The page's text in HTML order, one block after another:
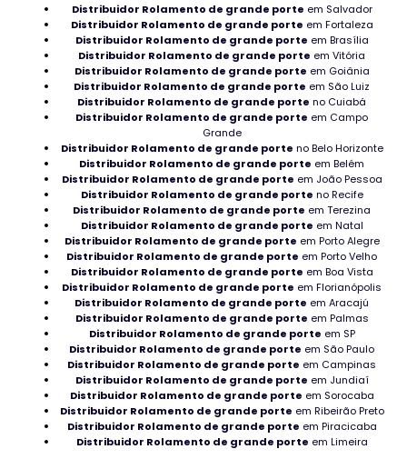
Mancal de rolamento industrial em Rondônia
Rolamentos para automação industrial
Rolamento para ventilador industrial
Rolamento para bomba d’água
Mancais NTN no Espírito Santo
Rolamento de rolo cilíndrico no Recife
Rolamentos de maior durabilidade
Distribuidor de rolamentos de poliamida
Peças para pavimentação industrial
Rolamentos Agulha em Roraima
Distribuidor Bucha para rolamento
Mancal Axial de Esferas em São Paulo
Distribuidora de mancais FBM
Distribuidor Rolamento de grande porte em Salvador
Distribuidor Rolamento de grande porte em Fortaleza
Distribuidor Rolamento de grande porte em Brasília
Distribuidor Rolamento de grande porte em Vitória
Distribuidor Rolamento de grande porte em Goiânia
Distribuidor Rolamento de grande porte em São Luiz
Distribuidor Rolamento de grande porte no Cuiabá
Distribuidor Rolamento de grande porte em Campo
Grande
Distribuidor Rolamento de grande porte no Belo Horizonte
Distribuidor Rolamento de grande porte em Belém
Distribuidor Rolamento de grande porte em João Pessoa
Distribuidor Rolamento de grande porte no Recife
Distribuidor Rolamento de grande porte em Terezina
Distribuidor Rolamento de grande porte em Natal
Distribuidor Rolamento de grande porte em Porto Alegre
Distribuidor Rolamento de grande porte em Porto Velho
Distribuidor Rolamento de grande porte em Boa Vista
Distribuidor Rolamento de grande porte em Florianópolis
Distribuidor Rolamento de grande porte em Aracajú
Distribuidor Rolamento de grande porte em Palmas
Distribuidor Rolamento de grande porte em SP
Distribuidor Rolamento de grande porte em São Paulo
Distribuidor Rolamento de grande porte em Campinas
Distribuidor Rolamento de grande porte em Jundiaí
Distribuidor Rolamento de grande porte em Sorocaba
Distribuidor Rolamento de grande porte em Ribeirão Preto
Distribuidor Rolamento de grande porte em Piracicaba
Distribuidor Rolamento de grande porte em Limeira